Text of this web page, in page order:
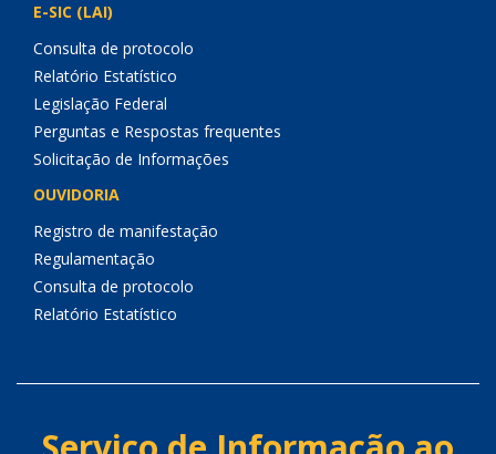
E-SIC (LAI)
Consulta de protocolo
Relatório Estatístico
Legislação Federal
Perguntas e Respostas frequentes
Solicitação de Informações
OUVIDORIA
Registro de manifestação
Regulamentação
Consulta de protocolo
Relatório Estatístico